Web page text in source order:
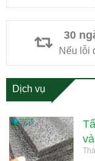
30
Nếu lỗi
Dịch vụ